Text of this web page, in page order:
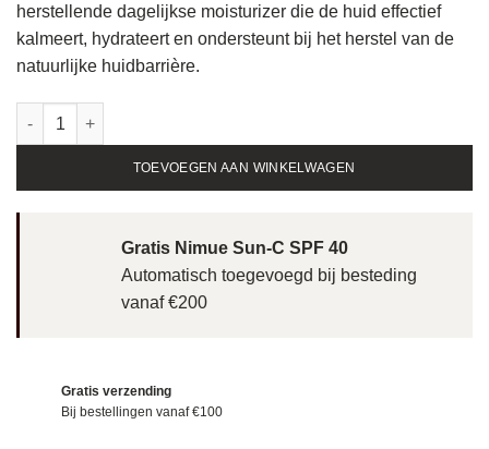
herstellende dagelijkse moisturizer die de huid effectief
kalmeert, hydrateert en ondersteunt bij het herstel van de
natuurlijke huidbarrière.
pHformula P.O.S.T. Recovery Cream - 50ml aantal
TOEVOEGEN AAN WINKELWAGEN
Gratis Nimue Sun-C SPF 40
Automatisch toegevoegd bij besteding
vanaf €200
Gratis verzending
Bij bestellingen vanaf €100